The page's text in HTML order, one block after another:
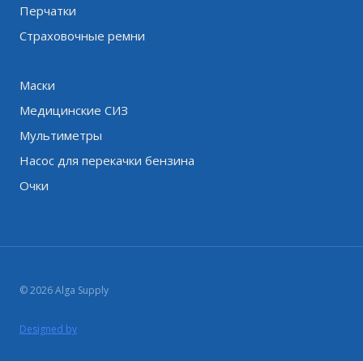
Перчатки
Страховочные ремни
Маски
Медицинские СИЗ
Мультиметры
Насос для перекачки бензина
Очки
© 2026 Alga Supply
Designed by